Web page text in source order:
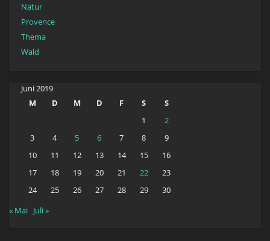
Natur
Provence
Thema
Wald
Juni 2019
M
D M D F S
S
1
2
3
4 5 6 7 8
9
10
11 12 13 14 15
16
17
18 19 20 21 22
23
24
25 26 27 28 29
30
« Mai Juli »